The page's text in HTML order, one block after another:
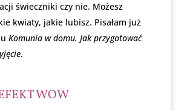
świeczniki czy nie. Możesz
kwiaty, jakie lubisz. Pisałam już
Komunia w domu. Jak przygotować
.
WOW